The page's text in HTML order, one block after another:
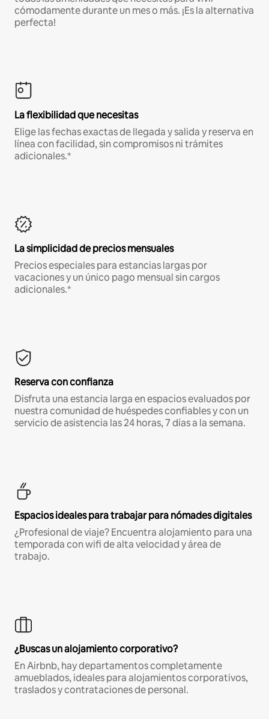
cómodamente durante un mes o más. ¡Es la alternativa
perfecta!
La flexibilidad que necesitas
Elige las fechas exactas de llegada y salida y reserva en
línea con facilidad, sin compromisos ni trámites
adicionales.*
La simplicidad de precios mensuales
Precios especiales para estancias largas por
vacaciones y un único pago mensual sin cargos
adicionales.*
Reserva con confianza
Disfruta una estancia larga en espacios evaluados por
nuestra comunidad de huéspedes confiables y con un
servicio de asistencia las 24 horas, 7 días a la semana.
Espacios ideales para trabajar para nómades digitales
¿Profesional de viaje? Encuentra alojamiento para una
temporada con wifi de alta velocidad y área de
trabajo.
¿Buscas un alojamiento corporativo?
En Airbnb, hay departamentos completamente
amueblados, ideales para alojamientos corporativos,
traslados y contrataciones de personal.